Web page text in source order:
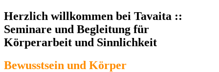
Herzlich willkommen bei Tavaita ::
Seminare und Begleitung für
Körperarbeit und Sinnlichkeit
Bewusstsein und Körper